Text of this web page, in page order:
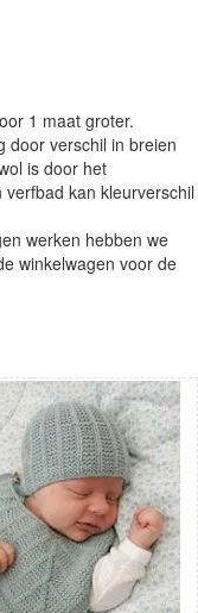
1 maat groter.
door verschil in breien
is door het
kan kleurverschil
werken hebben we
winkelwagen voor de